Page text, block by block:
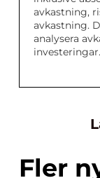
avkastning,
avkastning.
analysera
investeringar.
Fler